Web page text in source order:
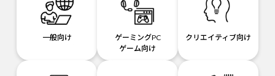
一般向け
ゲーミングPC
ゲーム向け
クリエイティブ向け